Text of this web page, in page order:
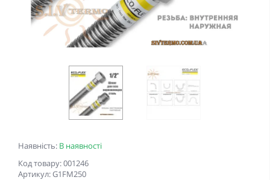
Наявність: В наявності
Код товару: 001246
Артикул: G1FM250